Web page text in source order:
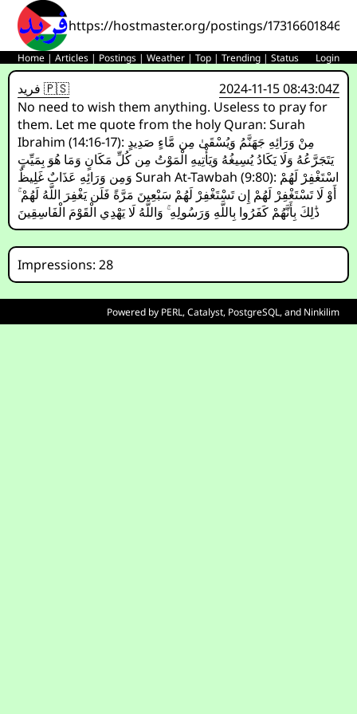
https://hostmaster.org/postings/
Home |Articles | Postings |Weather |Top |Trending |Status Login
فريد 🇵🇸
2024-11-15 08:43:04Z
No need to wish them anything. Useless to pray for
them. Let me quote from the holy Quran: Surah
Ibrahim (14:16-17): مِنْ وَرَائِهِ جَهَنَّمُ وَيُسْقَىٰ مِن مَّاءٍ صَدِيدٍ
يَتَجَرَّعُهُ وَلَا يَكَادُ يُسِيغُهُ وَيَأْتِيهِ الْمَوْتُ مِن كُلِّ مَكَانٍ وَمَا هُوَ بِمَيِّتٍ
وَمِن وَرَائِهِ عَذَابٌ غَلِيظٌ Surah At-Tawbah (9:80): اسْتَغْفِرْ لَهُمْ
أَوْ لَا تَسْتَغْفِرْ لَهُمْ إِن تَسْتَغْفِرْ لَهُمْ سَبْعِينَ مَرَّةً فَلَن يَغْفِرَ اللَّهُ لَهُمْ ۚ
ذَٰلِكَ بِأَنَّهُمْ كَفَرُوا بِاللَّهِ وَرَسُولِهِ ۚ وَاللَّهُ لَا يَهْدِي الْقَوْمَ الْفَاسِقِينَ
Impressions: 28
Powered by PERL,Catalyst, PostgreSQL, and Ninkilim